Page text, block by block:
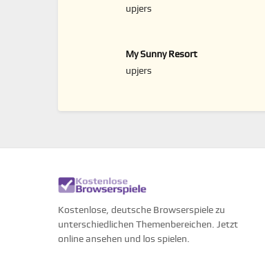
upjers
My Sunny Resort
upjers
Kostenlose, deutsche Browserspiele zu
unterschiedlichen Themenbereichen. Jetzt
online ansehen und los spielen.